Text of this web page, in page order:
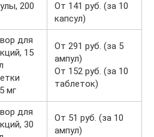
200
От 141 руб. (за 10
капсул)
для
15
мг
От 291 руб. (за 5
ампул)
От 152 руб. (за 10
таблеток)
для
30
От 51 руб. (за 10
ампул)